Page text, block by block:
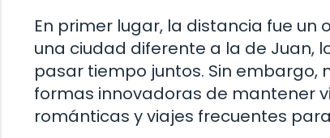
En primer lugar, la distancia fue
una ciudad diferente a la de Juan,
pasar tiempo juntos. Sin
formas innovadoras de mantener
románticas y viajes frecuentes